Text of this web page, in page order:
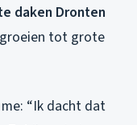
daken Dronten
tot grote
“Ik dacht dat